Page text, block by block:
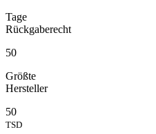
Tage
Rückgaberecht
50
Größte
Hersteller
50
TSD